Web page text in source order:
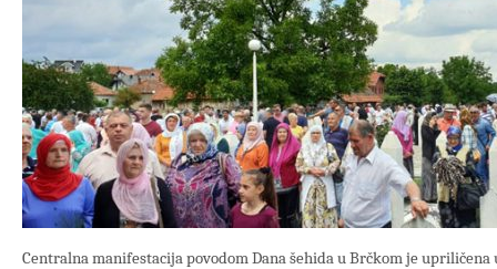
Centralna manifestacija povodom Dana šehida u Brčkom je upriličena